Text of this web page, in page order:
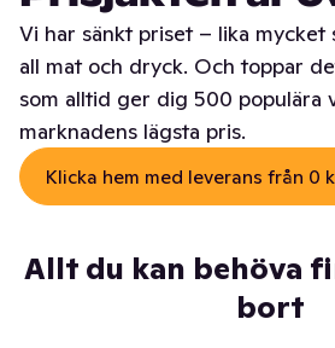
Vi har sänkt priset – lika mycket
all mat och dryck. Och toppar
som alltid ger dig 500 populära
marknadens lägsta pris.
Klicka hem med leverans från 0
Allt du kan behöva
bort